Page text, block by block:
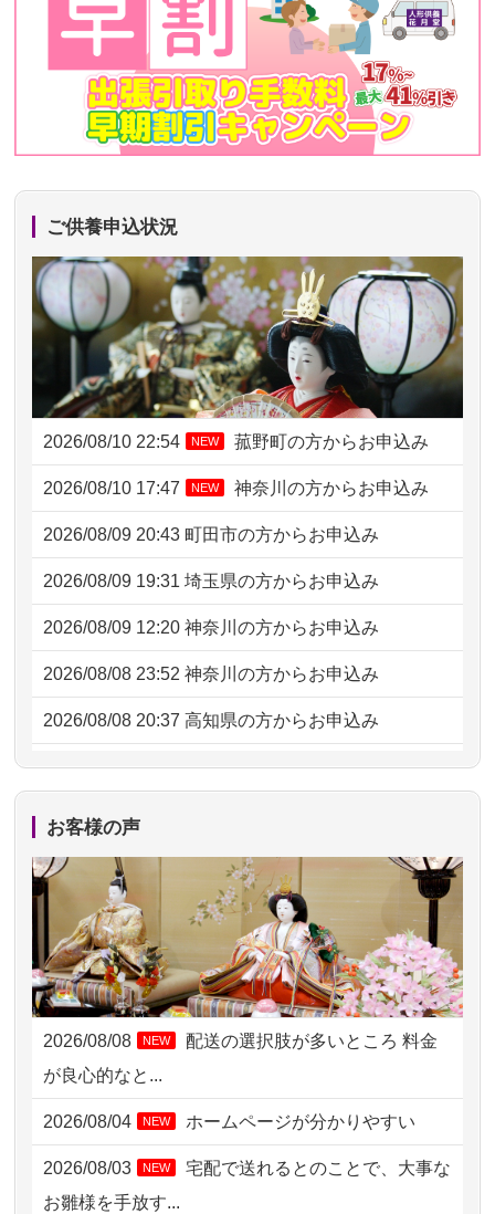
ご供養申込状況
2026/08/10 22:54 NEW 菰野町の方からお申込み
2026/08/10 17:47 NEW 神奈川の方からお申込み
2026/08/09 20:43 町田市の方からお申込み
2026/08/09 19:31 埼玉県の方からお申込み
2026/08/09 12:20 神奈川の方からお申込み
2026/08/08 23:52 神奈川の方からお申込み
2026/08/08 20:37 高知県の方からお申込み
2026/08/08 16:32 千葉県の方からお申込み
2026/08/08 10:17
2026/08/07 20:31 東京都の方からお申込み
2026/08/07 09:26 平塚市の方からお申込み
2026/08/06 21:28 埼玉県の方からお申込み
2026/08/06 17:56 藤沢市の方からお申込み
2026/08/06 10:06 茨城県の方からお申込み
お客様の声
2026/08/08 NEW
配送の選択肢が多いところ 料金
が良心的なと...
2026/08/04 NEW ホームページが分かりやすい
2026/08/03 NEW
宅配で送れるとのことで、大事な
お雛様を手放す...